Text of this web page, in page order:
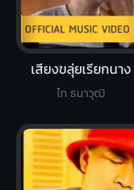
เสียงขลุ่ยเรียกนาง
ไท ธนาวุฒิ